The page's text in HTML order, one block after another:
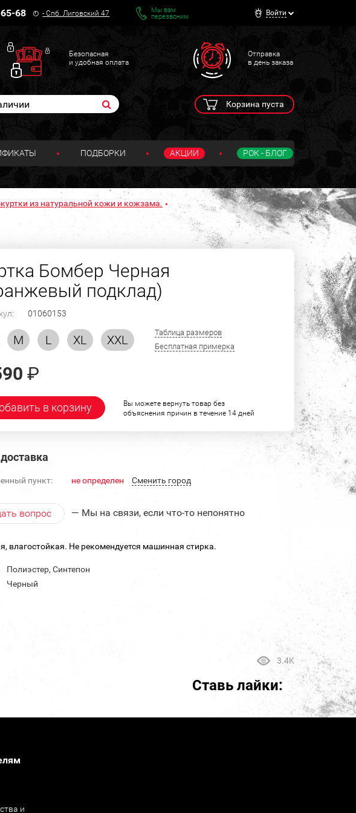
68 -Спб. Лиговский 47
Мы вам
перезвоним
Войти
Безопасная
и удобная оплата
Отправка
в день заказа
Корзина пуста
ПОДБОРКИ АКЦИИ РОК - БЛОГ
из натуральной кожи и кожзама.
Бомбер Черная
подклад)
01060153
M L XL XXL
Таблица размеров
Бесплатная примерка
₽
в корзину
Вы можете вернуть товар без
объяснения причин в течение 14 дней
пункт: не определен Cменить город
вопрос — Мы на связи, если что-то непонятно
влагостойкая. Не рекомендуется машинная стирка.
Полиэстер, Синтепон
Черный
3.4K
Ставь лайки:
и